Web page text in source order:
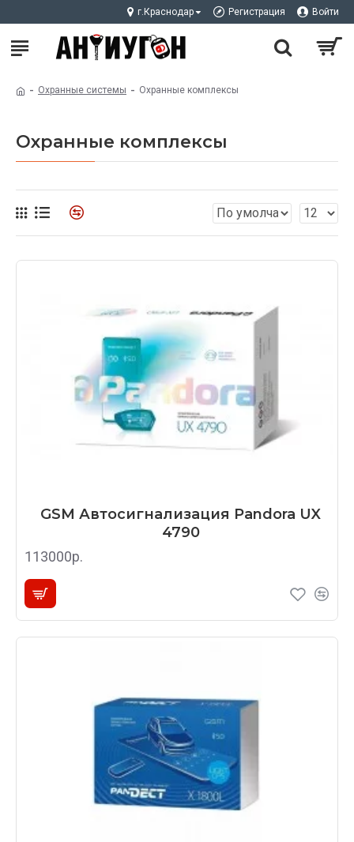
г.Краснодар Регистрация Войти
Охранные системы Охранные комплексы
Охранные комплексы
GSM Автосигнализация Pandora UX
4790
113000р.